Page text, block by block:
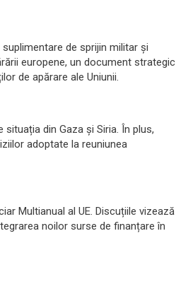
de sprijin militar și
europene, un document strategic
de apărare ale Uniunii.
din Gaza și Siria. În plus,
adoptate la reuniunea
Multianual al UE. Discuțiile vizează
noilor surse de finanțare în